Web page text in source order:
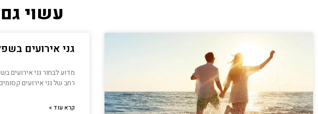
עשוי
גני אירועים
מדוע לבחור גני אירועים
רחב של גני אירועים
קרא עוד »